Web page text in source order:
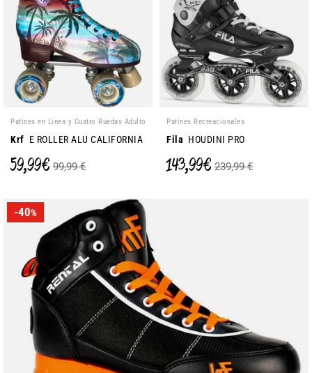
Patines en Linea y Cuatro Ruedas Adulto
Krf E ROLLER ALU CALIFORNIA
59,99 € 99,99 €
Patines Recreacionales
Fila HOUDINI PRO
143,99 € 239,99 €
-40%